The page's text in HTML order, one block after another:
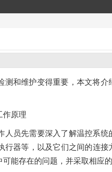
测和维护变得重要，本文将
作原理
员先需要深入了解温控系
器等，以及它们之间的连
能存在的问题，并采取相应的